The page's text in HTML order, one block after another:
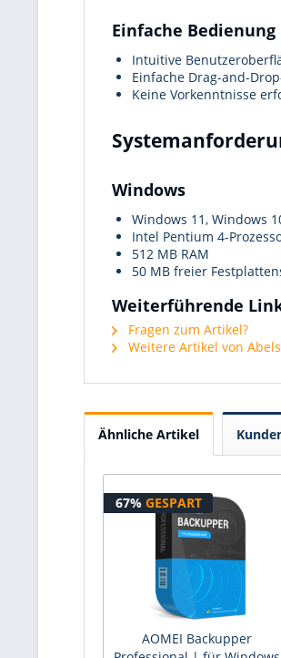
Einfache Bedienung
Intuitive
Einfache Drag-and-
Keine Vorkenntnisse
Windows
Windows 11, Windows
Intel Pentium 4-
512 MB RAM
50 MB freier
Weiterführende
Fragen zum Artikel?
Weitere Artikel von
Ähnliche Artikel
67% GESPART
AOMEI Backupper